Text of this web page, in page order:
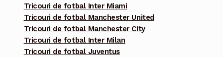
Tricouri de fotbal Inter Miami
Tricouri de fotbal Manchester United
Tricouri de fotbal Manchester City
Tricouri de fotbal Inter Milan
Tricouri de fotbal Juventus